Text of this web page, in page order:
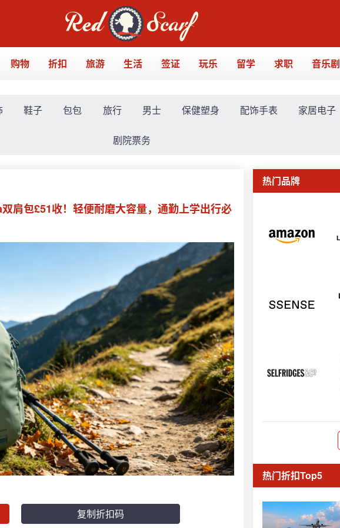
购物 折扣 旅游 生活 签证 玩乐 留学 求职 音乐剧
鞋子 包包 旅行 男士 保健塑身 配饰手表 家居电子
剧院票务
肩包£51收！轻便耐磨大容量，通勤上学出行必
复制折扣码
热门品牌
热门折扣Top5